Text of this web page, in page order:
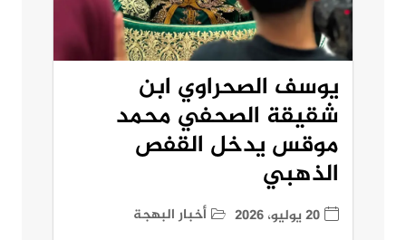
يوسف الصحراوي ابن
شقيقة الصحفي محمد
موقس يدخل القفص
الذهبي
20 يوليو، 2026 أخبار البهجة